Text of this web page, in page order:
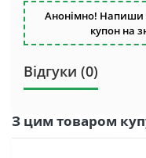
Анонімно! Напиши
купон на
Відгуки (0)
З цим товаром